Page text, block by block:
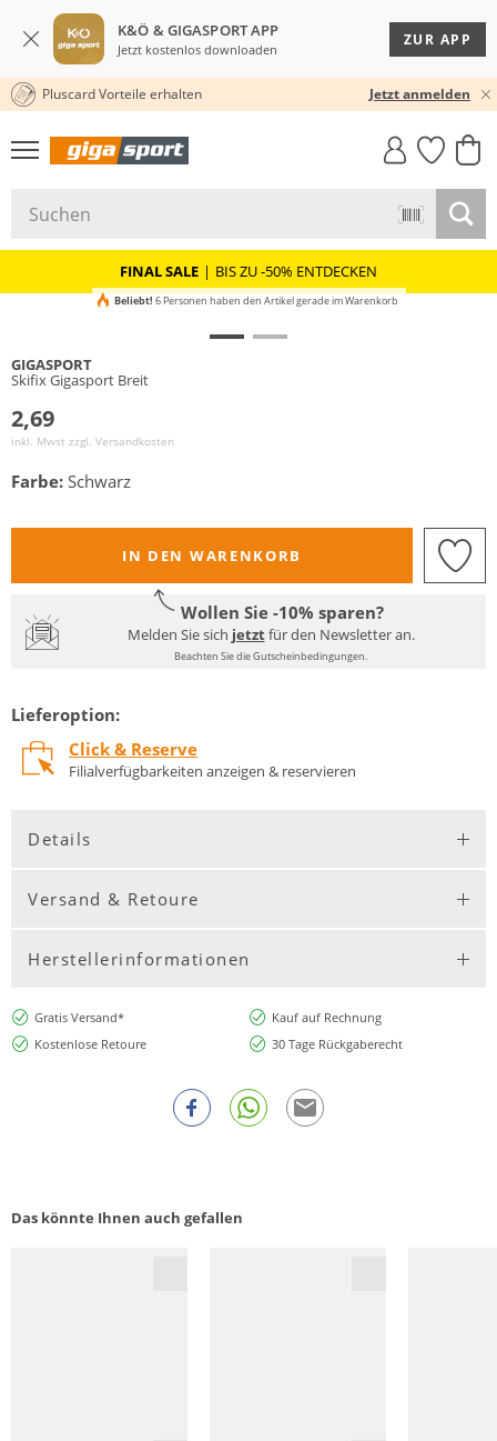
K&Ö & GIGASPORT APP
Jetzt kostenlos downloaden
ZUR APP
KOSTENLOSER VERSAND* & RÜCKVERSAND
30 TAGE RÜCKGABERECHT
Pluscard Vorteile erhalten Jetzt anmelden
GIGASTYLE
FAHRRAD­
MUST-HAVE
FINAL SALE | BIS ZU -50% ENTDECKEN
Beliebt! 6 Personen haben den Artikel gerade im Warenkorb
GIGASPORT
Skifix Gigasport Breit
2,69
inkl. Mwst zzgl. Versandkosten
Farbe: Schwarz
IN DEN WARENKORB
Wollen Sie -10% sparen?
Melden Sie sich jetztfür den Newsletter an.
Beachten Sie die Gutscheinbedingungen.
Lieferoption:
Click & Reserve
Filialverfügbarkeiten anzeigen & reservieren
Details
Versand & Retoure
Herstellerinformationen
Gratis Versand*
Kauf auf Rechnung
Kostenlose Retoure
30 Tage Rückgaberecht
Das könnte Ihnen auch gefallen